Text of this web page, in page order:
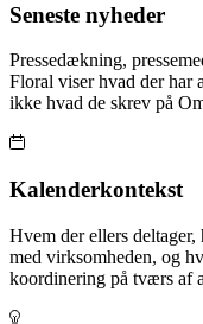
Seneste nyheder
Pressedækning,
Floral viser hvad der
ikke hvad de skrev på
Kalenderkontekst
Hvem der ellers
med virksomheden, og
koordinering på tværs af